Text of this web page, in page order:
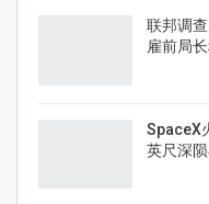
联邦调
雇前局
SpaceX
英尺深